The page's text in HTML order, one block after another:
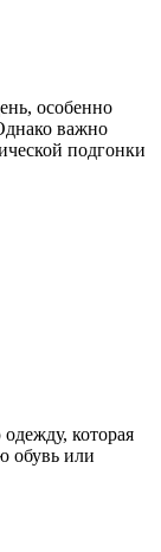
особенно
важно
подгонки
которая
обувь или